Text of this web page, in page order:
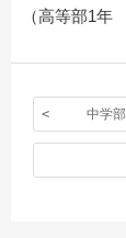
（高等部1年
中学